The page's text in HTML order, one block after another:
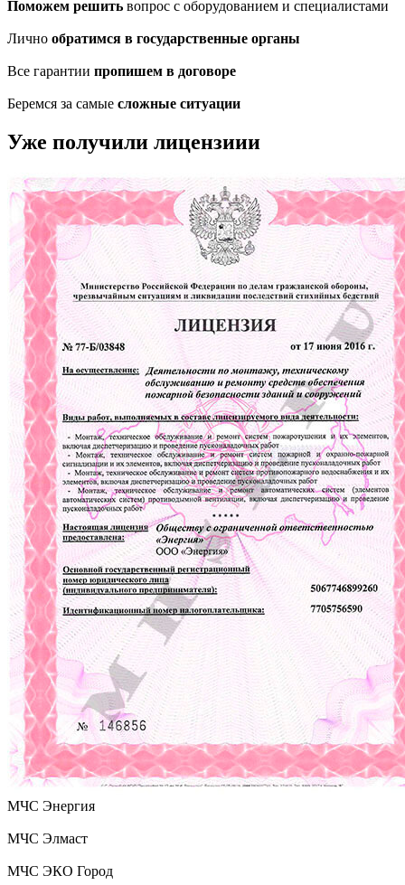
Поможем решить вопрос с оборудованием и специалистами
Лично обратимся в государственные органы
Все гарантии пропишем в договоре
Беремся за самые сложные ситуации
Уже получили лицензиии
МЧС Энергия
МЧС Элмаст
МЧС ЭКО Город